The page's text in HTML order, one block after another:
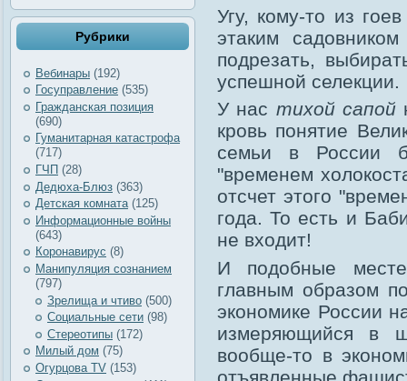
Рубрики
Вебинары (192)
Госуправление (535)
Гражданская позиция
(690)
Гуманитарная катастрофа
(717)
ГЧП (28)
Дедюха-Блюз (363)
Детская комната(125)
Информационные войны
(643)
Коронавирус (8)
Манипуляция сознанием
(797)
Зрелища и чтиво (500)
Социальные сети (98)
Стереотипы (172)
Милый дом (75)
Огурцова TV (153)
Угу, кому-то из
этаким
подрезать,
успешной селекции.
У нас тихой сапой
кровь понятие
семьи в России
"временем
отсчет этого
года. То есть и
не входит!
И подобные
главным образом
экономике России
измеряющийся в
вообще-то в
отъявленные